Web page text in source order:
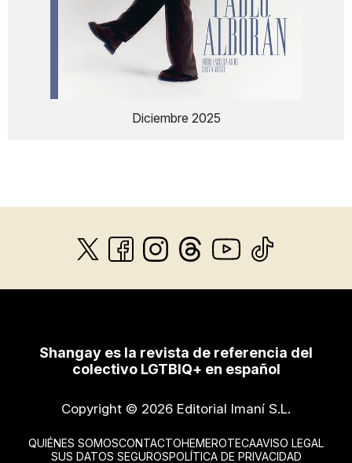
Diciembre 2025
Shangay es la revista de referencia del
colectivo LGTBIQ+ en español
Copyright © 2026 Editorial Imaní S.L.
QUIÉNES SOMOSCONTACTOHEMEROTECAAVISO LEGAL
SUS DATOS SEGUROSPOLÍTICA DE PRIVACIDAD